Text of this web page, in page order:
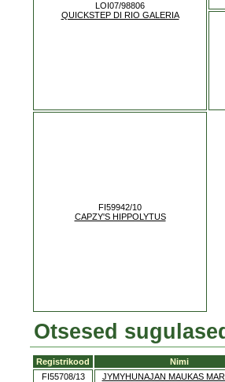
LOI07/98806
QUICKSTEP DI RIO GALERIA
FI59942/10
CAPZY'S HIPPOLYTUS
Otsesed
Registrikood Nimi
FI55708/13
JYMYHUNAJAN MAUKAS